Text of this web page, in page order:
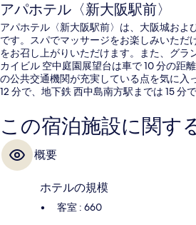
アパホテル〈新大阪駅前〉
アパホテル〈新大阪駅前〉は、大阪城およ
です。スパでマッサージをお楽しみいただ
をお召し上がりいただけます。また、グラ
カイビル 空中庭園展望台は車で 10 分の距
の公共交通機関が充実している点を気に入
12 分で、地下鉄 西中島南方駅までは 15 分で
この宿泊施設に関す
概要
ホテルの規模
客室 : 660